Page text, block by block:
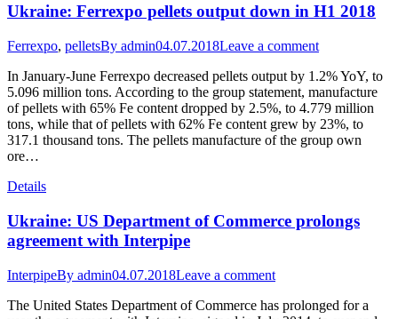
Ukraine: Ferrexpo pellets output down in H1 2018
Ferrexpo, pelletsBy admin04.07.2018Leave a comment
In January-June Ferrexpo decreased pellets output by 1.2% YoY, to
5.096 million tons. According to the group statement, manufacture
of pellets with 65% Fe content dropped by 2.5%, to 4.779 million
tons, while that of pellets with 62% Fe content grew by 23%, to
317.1 thousand tons. The pellets manufacture of the group own
ore…
Details
Ukraine: US Department of Commerce prolongs
agreement with Interpipe
InterpipeBy admin04.07.2018Leave a comment
The United States Department of Commerce has prolonged for a